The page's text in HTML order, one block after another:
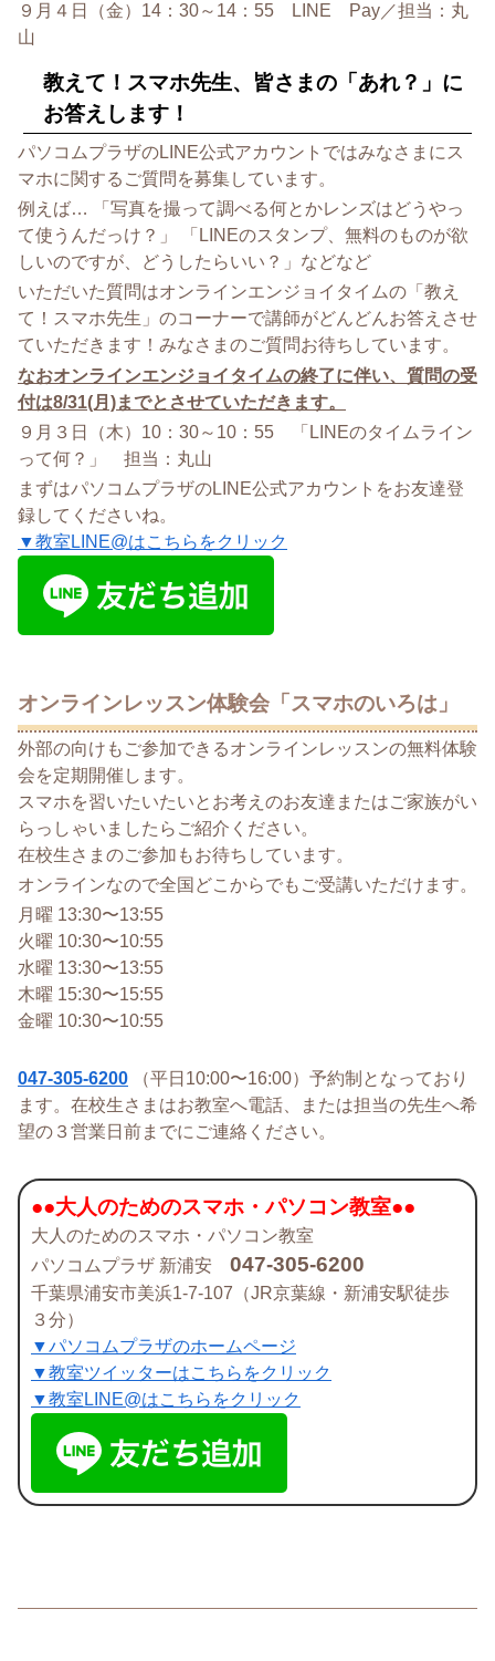
９月４日（金）14：30～14：55 LINE Pay／担当：丸
山
教えて！スマホ先生、皆さまの「あれ？」に
お答えします！
パソコムプラザのLINE公式アカウントではみなさまにス
マホに関するご質問を募集しています。
例えば… 「写真を撮って調べる何とかレンズはどうやっ
て使うんだっけ？」 「LINEのスタンプ、無料のものが欲
しいのですが、どうしたらいい？」などなど
いただいた質問はオンラインエンジョイタイムの「教え
て！スマホ先生」のコーナーで講師がどんどんお答えさせ
ていただきます！みなさまのご質問お待ちしています。
なおオンラインエンジョイタイムの終了に伴い、質問の受
付は8/31(月)までとさせていただきます。
９月３日（木）10：30～10：55 「LINEのタイムライン
って何？」 担当：丸山
まずはパソコムプラザのLINE公式アカウントをお友達登
録してくださいね。
▼教室LINE@はこちらをクリック
オンラインレッスン体験会「スマホのいろは」
外部の向けもご参加できるオンラインレッスンの無料体験
会を定期開催します。
スマホを習いたいたいとお考えのお友達またはご家族がい
らっしゃいましたらご紹介ください。
在校生さまのご参加もお待ちしています。
オンラインなので全国どこからでもご受講いただけます。
月曜 13:30〜13:55
火曜 10:30〜10:55
水曜 13:30〜13:55
木曜 15:30〜15:55
金曜 10:30〜10:55
047-305-6200 （平日10:00〜16:00）予約制となっており
ます。在校生さまはお教室へ電話、または担当の先生へ希
望の３営業日前までにご連絡ください。
●●大人のためのスマホ・パソコン教室●●
大人のためのスマホ・パソコン教室
パソコムプラザ 新浦安 047-305-6200
千葉県浦安市美浜1-7-107（JR京葉線・新浦安駅徒歩
３分）
▼パソコムプラザのホームページ
▼教室ツイッターはこちらをクリック
▼教室LINE@はこちらをクリック